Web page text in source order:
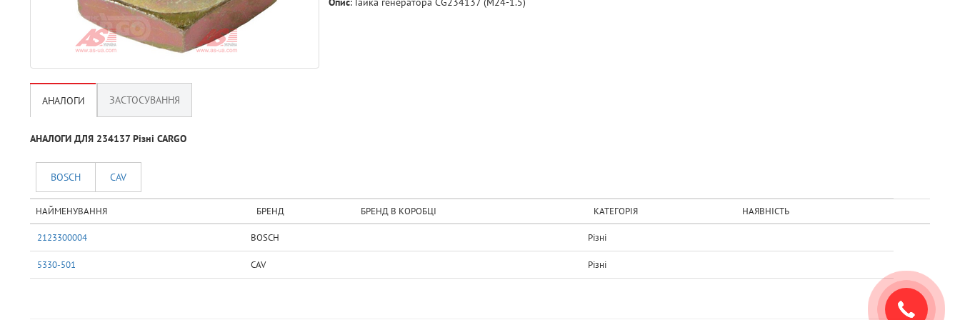
АНАЛОГИ ЗАСТОСУВАННЯ
АНАЛОГИ ДЛЯ 234137 Рiзнi CARGO
BOSCH CAV
НАЙМЕНУВАННЯ БРЕНД БРЕНД В КОРОБЦІ КАТЕГОРІЯ НАЯВНІСТЬ
2123300004 BOSCH Рiзнi
5330-501 CAV Рiзнi